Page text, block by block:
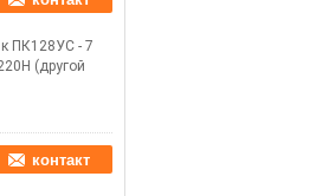
ПК128УС - 7
(другой
контакт